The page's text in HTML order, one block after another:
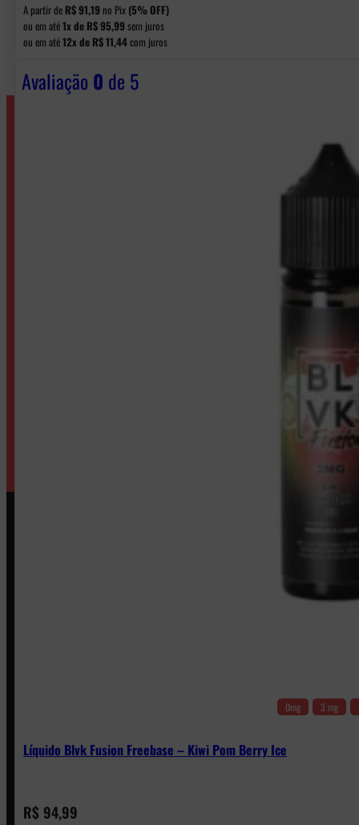
A partir de R$91,19 no Pix (5% OFF)
ou em até1x de R$95,99 sem juros
ou em até12x de R$11,44com juros
Avaliação 0 de 5
0mg 3 mg
Líquido Blvk Fusion Freebase – Kiwi Pom Berry Ice
R$ 94,99